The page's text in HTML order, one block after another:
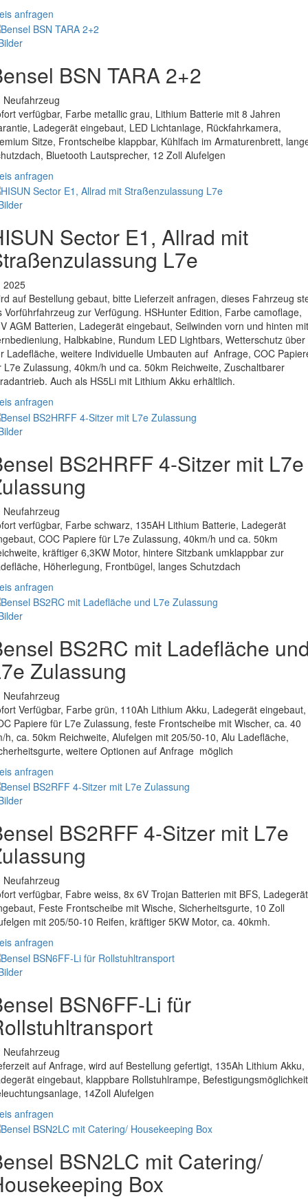
anfragen
BSN TARA 2+2
Neufahrzeug
verfügbar, Farbe metallic grau, Lithium Batterie mit 8 Jahren
Ladegerät eingebaut, LED Lichtanlage, Rückfahrkamera,
Sitze, Frontscheibe klappbar, Kühlfach im Armaturenbrett,
Bluetooth Lautsprecher, 12 Zoll Alufelgen
anfragen
Sector E1, Allrad mit
L7e
2025
auf Bestellung gebaut, bitte Lieferzeit anfragen, dieses Fahrzeug
Vorführfahrzeug zur Verfügung. HSHunter Edition, Farbe camoflage,
AGM Batterien, Ladegerät eingebaut, Seilwinden vorn und hinten mit
Halbkabine, Rundum LED Lightbars, Wetterschutz über
Ladefläche, weitere Individuelle Umbauten auf Anfrage, COC
L7e Zulassung, 40km/h und ca. 50km Reichweite, Zuschaltbarer
Auch als HS5Li mit Lithium Akku erhältlich.
anfragen
BS2HRFF 4-Sitzer mit L7e
Neufahrzeug
verfügbar, Farbe schwarz, 135AH Lithium Batterie, Ladegerät
COC Papiere für L7e Zulassung, 40km/h und ca. 50km
kräftiger 6,3KW Motor, hintere Sitzbank umklappbar zur
Höherlegung, Frontbügel, langes Schutzdach
anfragen
BS2RC mit Ladefläche
Zulassung
Neufahrzeug
Verfügbar, Farbe grün, 110Ah Lithium Akku, Ladegerät eingebaut,
Papiere für L7e Zulassung, feste Frontscheibe mit Wischer, ca. 40
h, ca. 50km Reichweite, Alufelgen mit 205/50-10, Alu Ladefläche,
weitere Optionen auf Anfrage möglich
anfragen
BS2RFF 4-Sitzer mit L7e
Neufahrzeug
verfügbar, Fabre weiss, 8x 6V Trojan Batterien mit BFS, Ladegerät
Feste Frontscheibe mit Wische, Sicherheitsgurte, 10 Zoll
mit 205/50-10 Reifen, kräftiger 5KW Motor, ca. 40kmh.
anfragen
BSN6FF-Li für
Neufahrzeug
auf Anfrage, wird auf Bestellung gefertigt, 135Ah Lithium Akku,
eingebaut, klappbare Rollstuhlrampe,
14Zoll Alufelgen
anfragen
BSN2LC mit Catering/
Box